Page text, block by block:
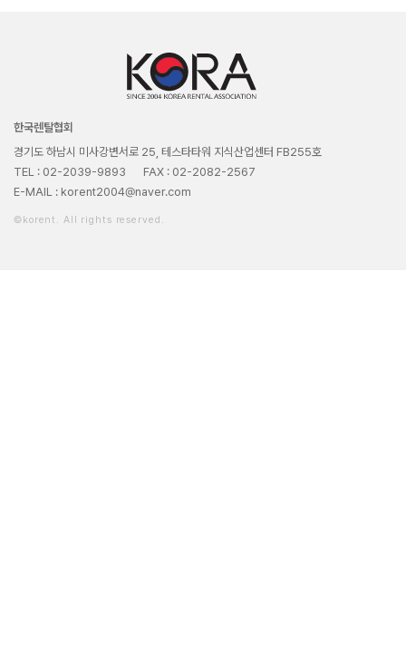
한국렌탈협회
경기도 하남시 미사강변서로 25, 테스타타워 지식산업센터 FB255호
TEL : 02-2039-9893
FAX : 02-2082-2567
E-MAIL : korent2004@naver.com
©korent. All rights reserved.